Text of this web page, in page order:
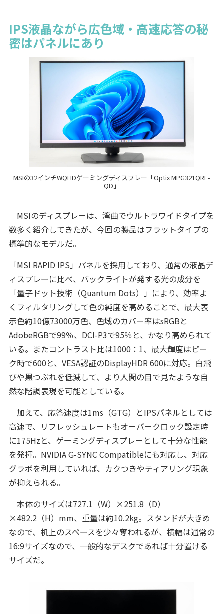
IPS液晶ながら広色域・高速応答の秘
密はパネルにあり
MSIの32インチWQHDゲーミングディスプレー「Optix MPG321QRF-
QD」
MSIのディスプレーは、湾曲でウルトラワイドタイプを
数多く紹介してきたが、今回の製品はフラットタイプの
標準的なモデルだ。
「MSI RAPID IPS」パネルを採用しており、通常の液晶デ
ィスプレーに比べ、バックライトが発する光の成分を
「量子ドット技術（Quantum Dots）」により、効率よ
くフィルタリングして色の純度を高めることで、最大表
示色約10億73000万色、色域のカバー率はsRGBと
AdobeRGBで99％、DCI-P3で95％と、かなり高められて
いる。またコントラスト比は1000：1、最大輝度はピー
ク時で600と、VESA認証のDisplayHDR 600に対応。白飛
びや黒つぶれを低減して、より人間の目で見たような自
然な階調表現を可能としている。
加えて、応答速度は1ms（GTG）とIPSパネルとしては
高速で、リフレッシュレートもオーバークロック設定時
に175Hzと、ゲーミングディスプレーとして十分な性能
を発揮。NVIDIA G-SYNC Compatibleにも対応し、対応
グラボを利用していれば、カクつきやティアリング現象
が抑えられる。
本体のサイズは727.1（W）×251.8（D）
×482.2（H）mm、重量は約10.2kg。スタンドが大きめ
なので、机上のスペースを少々奪われるが、横幅は通常の
16:9サイズなので、一般的なデスクであれば十分置ける
サイズだ。